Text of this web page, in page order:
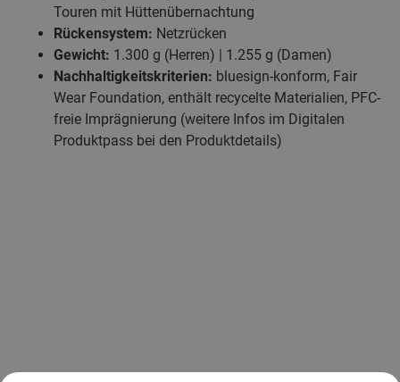
Touren mit Hüttenübernachtung
Rückensystem: Netzrücken
Gewicht: 1.300 g (Herren) | 1.255 g (Damen)
Nachhaltigkeitskriterien: bluesign-konform, Fair
Wear Foundation, enthält recycelte Materialien, PFC-
freie Imprägnierung (weitere Infos im Digitalen
Produktpass bei den Produktdetails)